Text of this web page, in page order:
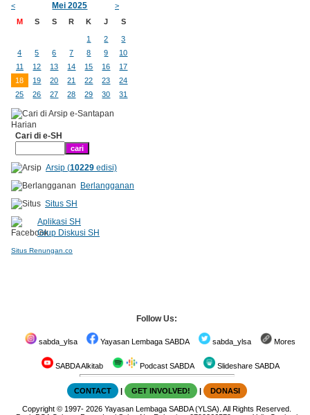
< Mei 2025
>
M
S S R K J S
1 2
3
4
5 6 7 8 9
10
11
12 13 14 15 16
17
18
19 20 21 22 23
24
25
26 27 28 29 30 31
Cari di e-SH
Arsip (10229edisi)
Berlangganan
Situs SH
Aplikasi SH
Grup Diskusi SH
Situs Renungan.co
Follow Us:
sabda_ylsa Yayasan Lembaga SABDA sabda_ylsa Mores
SABDA Alkitab Podcast SABDA Slideshare SABDA
CONTACT | GET INVOLVED! | DONASI
Copyright © 1997-2026Yayasan Lembaga SABDA (YLSA). All Rights Reserved.